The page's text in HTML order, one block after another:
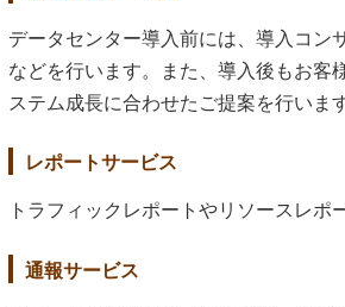
データセンター導入前には、導入コン
などを行います。また、導入後もお客
ステム成長に合わせたご提案を行います
レポートサービス
トラフィックレポートやリソースレポ
通報サービス